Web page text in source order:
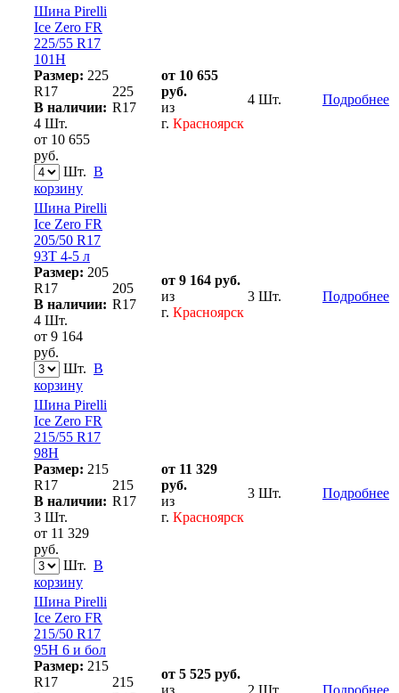
Шина Pirelli
Ice Zero FR
225/55 R17
101H
Размер: 225
R17
В наличии:
4 Шт.
от 10 655
руб.
Шт. В
корзину
225
R17
от 10 655
руб.
из
г. Красноярск
4 Шт. Подробнее
Шина Pirelli
Ice Zero FR
205/50 R17
93T 4-5 л
Размер: 205
R17
В наличии:
4 Шт.
от 9 164
руб.
Шт. В
корзину
205
R17
от 9 164 руб.
из
г. Красноярск
3 Шт. Подробнее
Шина Pirelli
Ice Zero FR
215/55 R17
98H
Размер: 215
R17
В наличии:
3 Шт.
от 11 329
руб.
Шт. В
корзину
215
R17
от 11 329
руб.
из
г. Красноярск
3 Шт. Подробнее
Шина Pirelli
Ice Zero FR
215/50 R17
95H 6 и бол
Размер: 215
R17
215
от 5 525 руб.
из
2 Шт. Подробнее